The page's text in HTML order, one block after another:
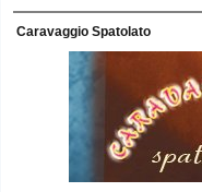
Caravaggio Spatolato